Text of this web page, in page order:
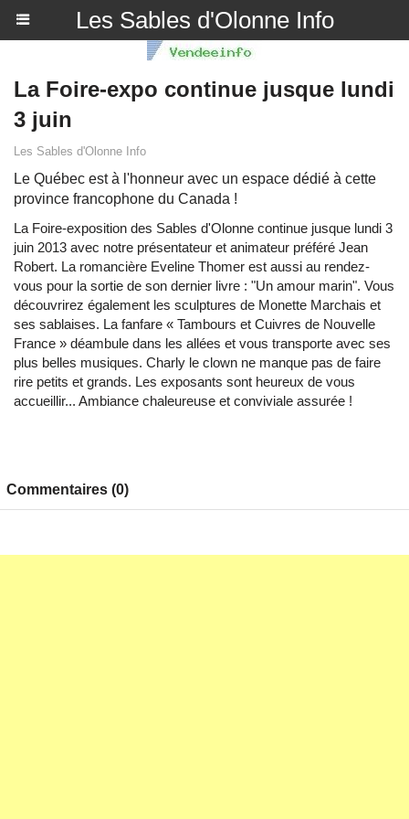
Les Sables d'Olonne Info
La Foire-expo continue jusque lundi
3 juin
Les Sables d'Olonne Info
Le Québec est à l'honneur avec un espace dédié à cette
province francophone du Canada !
La Foire-exposition des Sables d'Olonne continue jusque lundi 3
juin 2013 avec notre présentateur et animateur préféré Jean
Robert. La romancière Eveline Thomer est aussi au rendez-
vous pour la sortie de son dernier livre : "Un amour marin". Vous
découvrirez également les sculptures de Monette Marchais et
ses sablaises. La fanfare « Tambours et Cuivres de Nouvelle
France » déambule dans les allées et vous transporte avec ses
plus belles musiques. Charly le clown ne manque pas de faire
rire petits et grands. Les exposants sont heureux de vous
accueillir... Ambiance chaleureuse et conviviale assurée !
Commentaires (0)